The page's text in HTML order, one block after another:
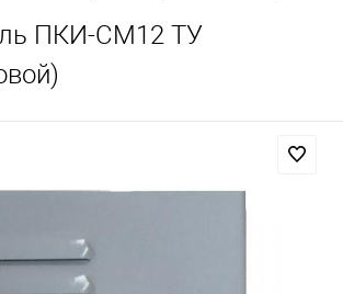
ПКИ-СМ12 ТУ